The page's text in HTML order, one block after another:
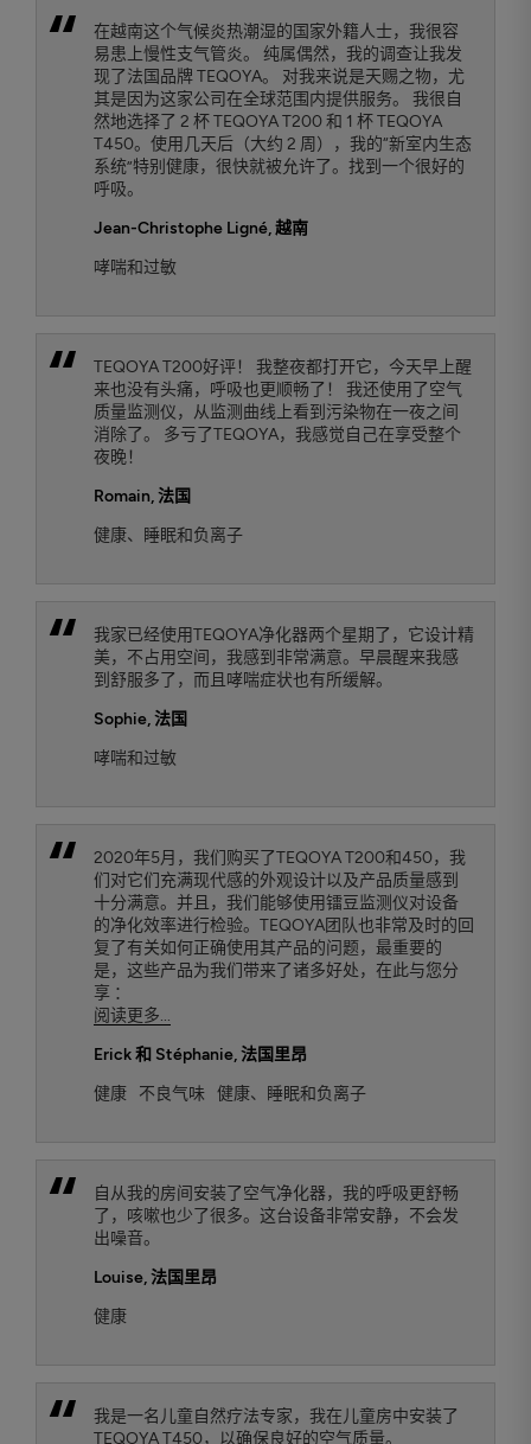
在越南这个气候炎热潮湿的国家外籍人士，我很容
易患上慢性支气管炎。 纯属偶然，我的调查让我发
现了法国品牌 TEQOYA。 对我来说是天赐之物，尤
其是因为这家公司在全球范围内提供服务。 我很自
然地选择了 2 杯 TEQOYA T200 和 1 杯 TEQOYA
T450。使用几天后（大约 2 周），我的“新室内生态
系统”特别健康，很快就被允许了。找到一个很好的
呼吸。
Jean-Christophe Ligné, 越南
哮喘和过敏
TEQOYA T200好评！ 我整夜都打开它，今天早上醒
来也没有头痛，呼吸也更顺畅了！ 我还使用了空气
质量监测仪，从监测曲线上看到污染物在一夜之间
消除了。 多亏了TEQOYA，我感觉自己在享受整个
夜晚！
Romain, 法国
健康、睡眠和负离子
我家已经使用TEQOYA净化器两个星期了，它设计精
美，不占用空间，我感到非常满意。早晨醒来我感
到舒服多了，而且哮喘症状也有所缓解。
Sophie, 法国
哮喘和过敏
2020年5月，我们购买了TEQOYA T200和450，我
们对它们充满现代感的外观设计以及产品质量感到
十分满意。并且，我们能够使用镭豆监测仪对设备
的净化效率进行检验。TEQOYA团队也非常及时的回
复了有关如何正确使用其产品的问题，最重要的
是，这些产品为我们带来了诸多好处，在此与您分
享 ：
阅读更多...
Erick 和 Stéphanie, 法国里昂
健康
不良气味 健康、睡眠和负离子
自从我的房间安装了空气净化器，我的呼吸更舒畅
了，咳嗽也少了很多。这台设备非常安静，不会发
出噪音。
Louise, 法国里昂
健康
我是一名儿童自然疗法专家，我在儿童房中安装了
TEQOYA T450，以确保良好的空气质量。